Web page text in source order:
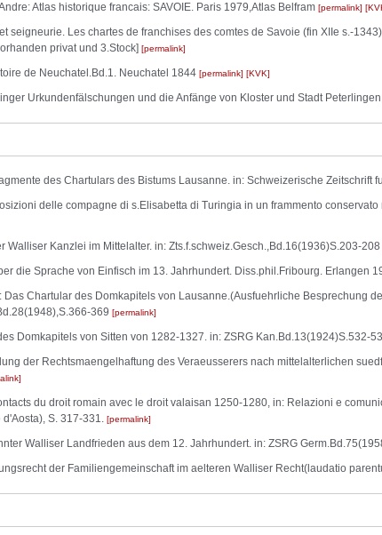
Atlas historique francais: SAVOIE. Paris 1979,Atlas Belfram permalink
seigneurie. Les chartes de franchises des comtes de Savoie (fin XIIe s.-
privat und 3.Stock]
permalink
de Neuchatel.Bd.1. Neuchatel 1844 permalink KVK
Urkundenfälschungen und die Anfänge von Kloster und Stadt
des Chartulars des Bistums Lausanne. in: Schweizerische Zeitschrift
delle compagne di s.Elisabetta di Turingia in un frammento
Walliser Kanzlei im Mittelalter. in: Zts.f.schweiz.Gesch.,Bd.16(1936)S.203-208
die Sprache von Einfisch im 13. Jahrhundert. Diss.phil.Fribourg. Erlangen
Das Chartular des Domkapitels von Lausanne.(Ausfuehrliche Besprechung
369
permalink
Domkapitels von Sitten von 1282-1327. in: ZSRG Kan.Bd.13(1924)S.532-
der Rechtsmaengelhaftung des Veraeusserers nach mittelalterlichen
du droit romain avec le droit valaisan 1250-1280, in: Relazioni e
S. 317-331. permalink
Walliser Landfrieden aus dem 12. Jahrhundert. in: ZSRG
der Familiengemeinschaft im aelteren Walliser Recht(laudatio